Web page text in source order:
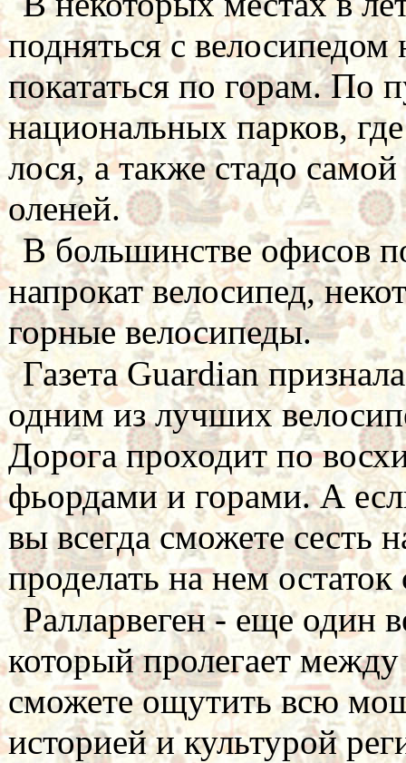
подняться с
покататься по горам. По
национальных парков,
лося, а также стадо
оленей.
В большинстве офисов
напрокат велосипед,
горные велосипеды.
Газета Guardian
одним из лучших
Дорога проходит по
фьордами и горами. А
вы всегда сможете сесть
проделать на нем остаток
Ралларвеген - еще один
который пролегает
сможете ощутить всю
историей и культурой